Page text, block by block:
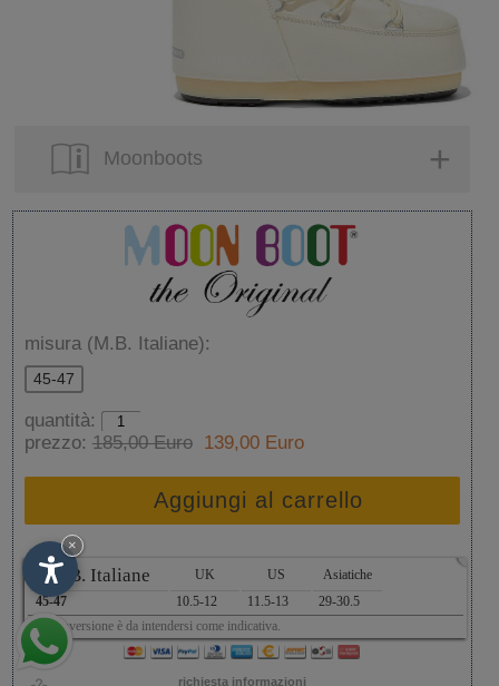
Moonboots
misura (M.B. Italiane):
45-47
quantità:
prezzo: 185,00 Euro139,00 Euro
Aggiungi al carrello
M.B. Italiane UK US
Asiatiche
45-47
10.5-12 11.5-13
29-30.5
La conversione è da intendersi come indicativa.
x
richiesta informazioni
×